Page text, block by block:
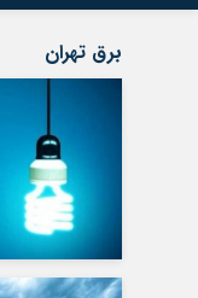
کسب و
هوش مصنوعی
برق تهران